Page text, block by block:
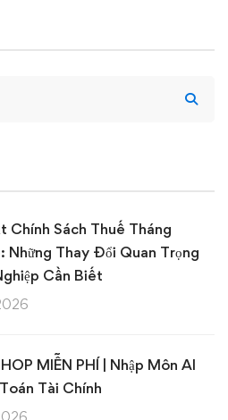
Chính Sách Thuế Tháng
Thay Đổi Quan Trọng
Cần Biết
MIỄN PHÍ | Nhập Môn AI
Tài Chính